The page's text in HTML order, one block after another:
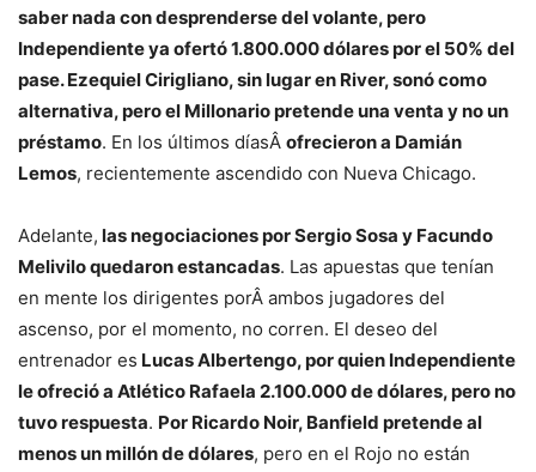
saber nada con desprenderse del volante, pero
Independiente ya ofertó 1.800.000 dólares por el 50% del
pase. Ezequiel Cirigliano, sin lugar en River, sonó como
alternativa, pero el Millonario pretende una venta y no un
préstamo. En los últimos díasÂ ofrecieron a Damián
Lemos, recientemente ascendido con Nueva Chicago.
Adelante, las negociaciones por Sergio Sosa y Facundo
Melivilo quedaron estancadas. Las apuestas que tenían
en mente los dirigentes porÂ ambos jugadores del
ascenso, por el momento, no corren. El deseo del
entrenador es Lucas Albertengo, por quien Independiente
le ofreció a Atlético Rafaela 2.100.000 de dólares, pero no
tuvo respuesta. Por Ricardo Noir, Banfield pretende al
menos un millón de dólares, pero en el Rojo no están